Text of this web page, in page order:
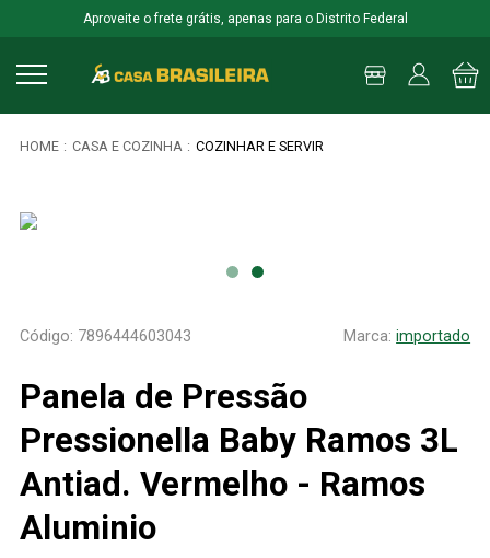
Aproveite o frete grátis, apenas para o Distrito Federal
CASA E COZINHA COZINHAR E SERVIR
7896444603043 importado
Panela de Pressão
Pressionella Baby Ramos 3L
Antiad. Vermelho - Ramos
Aluminio